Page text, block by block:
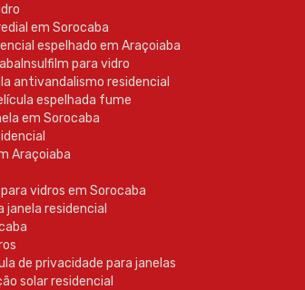
em Sorocaba
espelhado em Araçoiaba
Insulfilm para vidro
antivandalismo residencial
espelhada fume
em Sorocaba
Araçoiaba
para vidros em Sorocaba
janela residencial
de privacidade para janelas
solar residencial